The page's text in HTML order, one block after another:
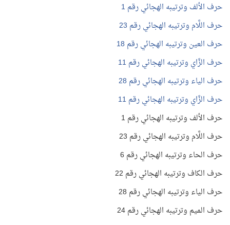
حرف الألف وترتيبه الهجائي رقم 1
حرف اللَّام وترتيبه الهجائي رقم 23
حرف العين وترتيبه الهجائي رقم 18
حرف الزَّاي وترتيبه الهجائي رقم 11
حرف الياء وترتيبه الهجائي رقم 28
حرف الزَّاي وترتيبه الهجائي رقم 11
حرف الألف وترتيبه الهجائي رقم 1
حرف اللَّام وترتيبه الهجائي رقم 23
حرف الحاء وترتيبه الهجائي رقم 6
حرف الكاف وترتيبه الهجائي رقم 22
حرف الياء وترتيبه الهجائي رقم 28
حرف الميم وترتيبه الهجائي رقم 24